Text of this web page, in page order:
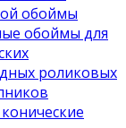
обоймы
обоймы для
роликовых